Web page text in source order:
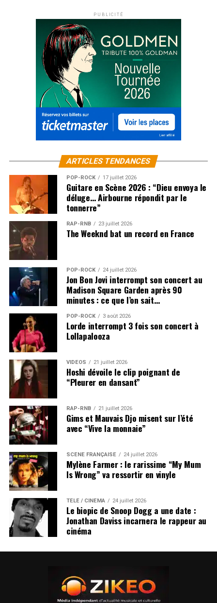
SUJETS ASSOCIÉS: DRAKE
PUBLICITÉ
ARTICLES TENDANCES
POP-ROCK 17 juillet 2026
Guitare en Scène 2026 : “Dieu envoya le
déluge… Airbourne répondit par le
tonnerre”
RAP-RNB 23 juillet 2026
The Weeknd bat un record en France
POP-ROCK 24 juillet 2026
Jon Bon Jovi interrompt son concert au
Madison Square Garden après 90
minutes : ce que l’on sait…
POP-ROCK 3 août 2026
Lorde interrompt 3 fois son concert à
Lollapalooza
VIDEOS 21 juillet 2026
Hoshi dévoile le clip poignant de
“Pleurer en dansant”
RAP-RNB 21 juillet 2026
Gims et Mauvais Djo misent sur l’été
avec “Vive la monnaie”
SCÈNE FRANÇAISE 24 juillet 2026
Mylène Farmer : le rarissime “My Mum
Is Wrong” va ressortir en vinyle
TÉLÉ / CINÉMA 24 juillet 2026
Le biopic de Snoop Dogg a une date :
Jonathan Daviss incarnera le rappeur au
cinéma